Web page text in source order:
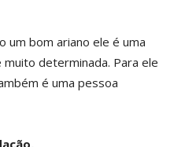
um bom ariano ele é uma
determinada. Para ele
é uma pessoa